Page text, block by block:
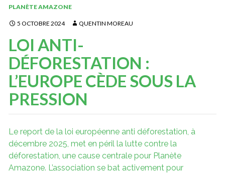
PLANÈTE AMAZONE
5 OCTOBRE 2024 QUENTIN MOREAU
LOI ANTI-
DÉFORESTATION :
L’EUROPE CÈDE SOUS LA
PRESSION
Le report de la loi européenne anti déforestation, à
décembre 2025, met en péril la lutte contre la
déforestation, une cause centrale pour Planète
Amazone. L’association se bat activement pour